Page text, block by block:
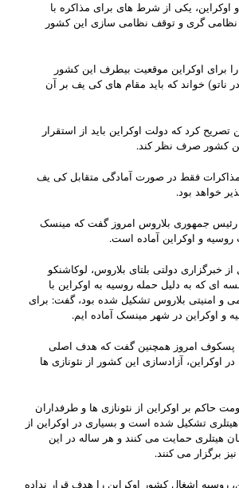
اوکراین، یکی از شرط های برای مذاکره با
نظامی گری و توقف نظامی سازی این کشور
اوکراین موقعیت بیطرف این کشور
ناتو) خواند که باید مقام های کی یف بر آن
کرد که دولت اوکراین باید از استقرار
کشور صرف نظر کند.
فقط در صورت آمادگی متقابل کی یف
خواهد بود.
رئیس جمهوری بلاروس امروز گفت که مینسک
روسیه و اوکراین آماده است.
خبرگزاری دولتی بلتای بلاروس، لوکاشنکو
ای که به دلیل حمله روسیه به اوکراین با
و امنیتی بلاروس تشکیل شده بود، گفت: برای
و اوکراین در شهر مینسک آماده ایم.
پسکوف امروز همچنین گفت که هدف اصلی
اوکراین، آزادسازی این کشور از نئونازی ها
حاکم بر اوکراین از نئونازی ها و طرفداران
تشکیل شده است و بسیاری در اوکراین از
هیتلری حمایت می کنند و هر ساله در این
برگزار می کنند.
روسیه اشغال کشور اوکراین را هدف قرار نداده